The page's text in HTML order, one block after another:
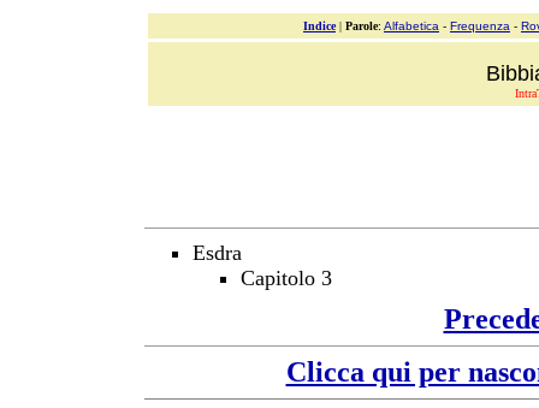
Indice| Parole: Alfabetica - Frequenza -
Esdra
Capitolo 3
Clicca qui per